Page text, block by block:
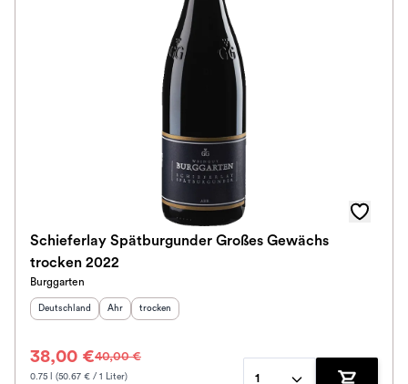
Schieferlay Spätburgunder Großes Gewächs
trocken 2022
Burggarten
Herkunftsland
Deutschland Herkunftsregion
Ahr Geschmack
trocken
38,00 €40,00 €
0.75 l (50.67 € / 1 Liter)
1